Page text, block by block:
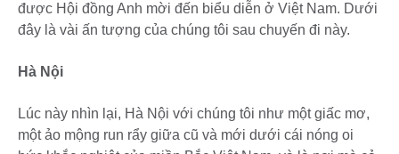
được Hội đồng Anh mời đến biểu diễn ở Việt Nam. Dưới
đây là vài ấn tượng của chúng tôi sau chuyến đi này.
Hà Nội
Lúc này nhìn lại, Hà Nội với chúng tôi như một giấc mơ,
một ảo mộng run rẩy giữa cũ và mới dưới cái nóng oi